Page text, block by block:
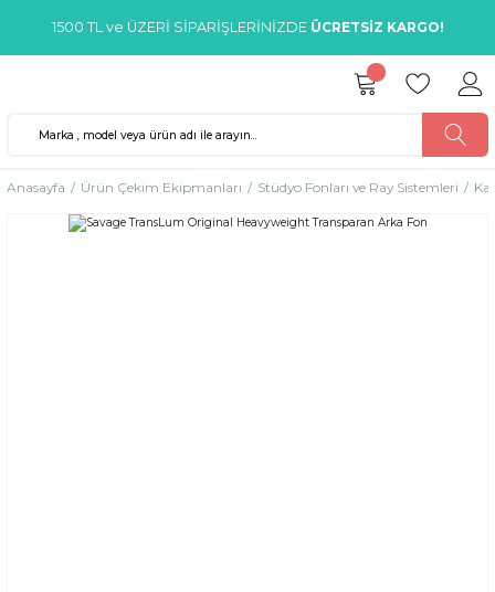
1500 TL ve ÜZERİ SİPARİŞLERİNİZDE ÜCRETSİZ KARGO!
Anasayfa Ürün Çekim Ekipmanları Stüdyo Fonları ve Ray Sistemleri